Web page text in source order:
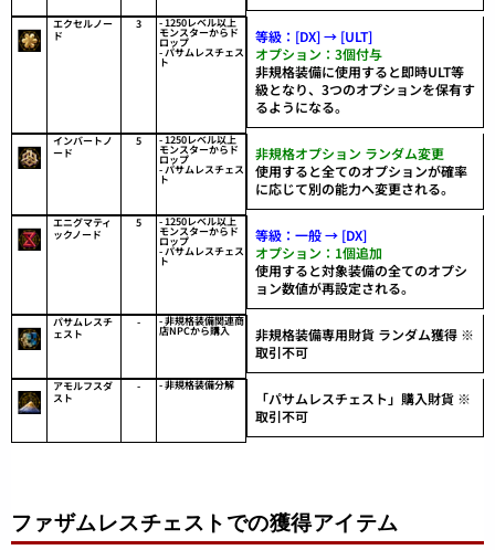
エクセルノー
ド
3 - 1250レベル以上
モンスターからド
ロップ
- パサムレスチェス
ト
等級：[DX] → [ULT]
オプション：3個付与
非規格装備に使用すると即時ULT等
級となり、3つのオプションを保有す
るようになる。
インバートノ
ード
5 - 1250レベル以上
モンスターからド
ロップ
- パサムレスチェス
ト
非規格オプション ランダム変更
使用すると全てのオプションが確率
に応じて別の能力へ変更される。
エニグマティ
ックノード
5 - 1250レベル以上
モンスターからド
ロップ
- パサムレスチェス
ト
等級：一般 → [DX]
オプション：1個追加
使用すると対象装備の全てのオプシ
ョン数値が再設定される。
パサムレスチ
ェスト
- - 非規格装備関連商
店NPCから購入
非規格装備専用財貨 ランダム獲得 ※
取引不可
アモルフスダ
スト
- - 非規格装備分解
「パサムレスチェスト」購入財貨 ※
取引不可
ファザムレスチェストでの獲得アイテム